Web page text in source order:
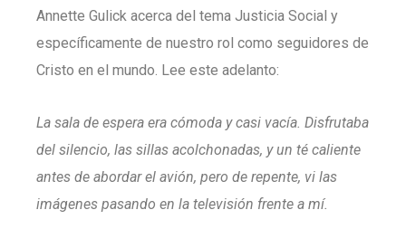
Annette Gulick acerca del tema Justicia Social y
específicamente de nuestro rol como seguidores de
Cristo en el mundo. Lee este adelanto:
La sala de espera era cómoda y casi vacía. Disfrutaba
del silencio, las sillas acolchonadas, y un té caliente
antes de abordar el avión, pero de repente, vi las
imágenes pasando en la televisión frente a mí.